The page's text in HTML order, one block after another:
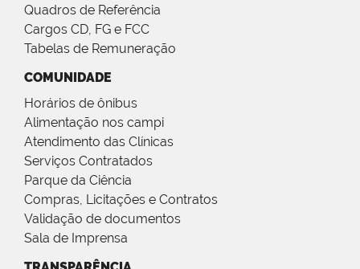
Quadros de Referência
Cargos CD, FG e FCC
Tabelas de Remuneração
COMUNIDADE
Horários de ônibus
Alimentação nos campi
Atendimento das Clínicas
Serviços Contratados
Parque da Ciência
Compras, Licitações e Contratos
Validação de documentos
Sala de Imprensa